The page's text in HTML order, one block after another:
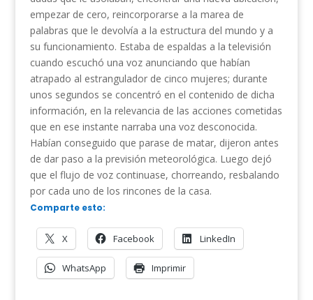
empezar de cero, reincorporarse a la marea de
palabras que le devolvía a la estructura del mundo y a
su funcionamiento. Estaba de espaldas a la televisión
cuando escuchó una voz anunciando que habían
atrapado al estrangulador de cinco mujeres; durante
unos segundos se concentró en el contenido de dicha
información, en la relevancia de las acciones cometidas
que en ese instante narraba una voz desconocida.
Habían conseguido que parase de matar, dijeron antes
de dar paso a la previsión meteorológica. Luego dejó
que el flujo de voz continuase, chorreando, resbalando
por cada uno de los rincones de la casa.
Comparte esto:
X Facebook LinkedIn
WhatsApp Imprimir